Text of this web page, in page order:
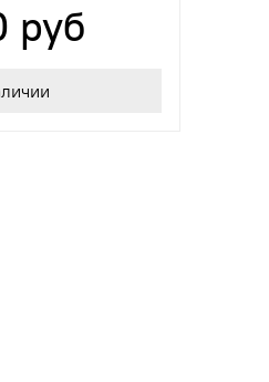
руб